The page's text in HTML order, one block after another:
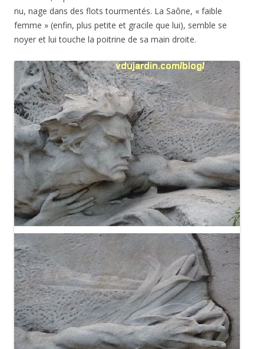
nu, nage dans des flots tourmentés. La Saône, « faible
femme » (enfin, plus petite et gracile que lui), semble se
noyer et lui touche la poitrine de sa main droite.